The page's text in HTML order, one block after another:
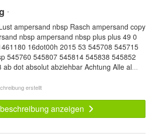
*
ampersand nbsp Rasch ampersand copy
nbsp ampersand nbsp plus plus 49 0
16dot00h 2015 53 545708 545715
545760 545807 545814 545838 545852
dot absolut abziehbar Achtung Alle al...
erstellt
anzeigen